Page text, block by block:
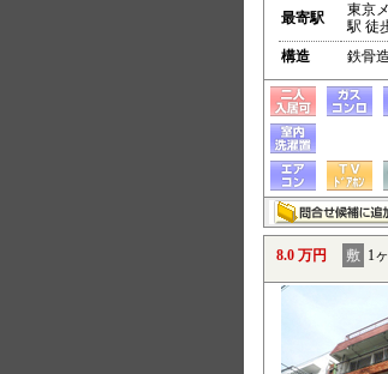
最寄駅
東京
駅 徒
構造
鉄骨造
8.0 万円 敷 1